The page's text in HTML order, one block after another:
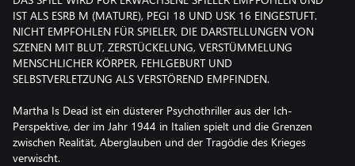
IST ALS ESRB M (MATURE), PEGI 18 UND USK 16 EINGESTUFT.
NICHT EMPFOHLEN FÜR SPIELER, DIE DARSTELLUNGEN VON
SZENEN MIT BLUT, ZERSTÜCKELUNG, VERSTÜMMELUNG
MENSCHLICHER KÖRPER, FEHLGEBURT UND
SELBSTVERLETZUNG ALS VERSTÖREND EMPFINDEN.
Martha Is Dead ist ein düsterer Psychothriller aus der Ich-
Perspektive, der im Jahr 1944 in Italien spielt und die Grenzen
zwischen Realität, Aberglauben und der Tragödie des Krieges
verwischt.